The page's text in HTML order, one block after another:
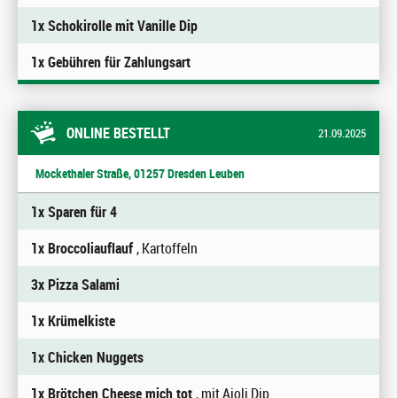
1x Schokirolle mit Vanille Dip
1x Gebühren für Zahlungsart
ONLINE BESTELLT 21.09.2025
Mockethaler Straße, 01257 Dresden Leuben
1x Sparen für 4
1x Broccoliauflauf, Kartoffeln
3x Pizza Salami
1x Krümelkiste
1x Chicken Nuggets
1x Brötchen Cheese mich tot, mit Aioli Dip